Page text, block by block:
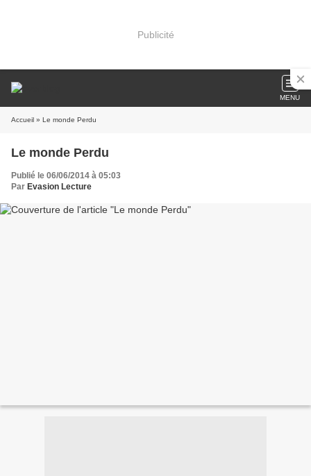
Publicité
MENU
Accueil » Le monde Perdu
Le monde Perdu
Publié le 06/06/2014 à 05:03
Par Evasion Lecture